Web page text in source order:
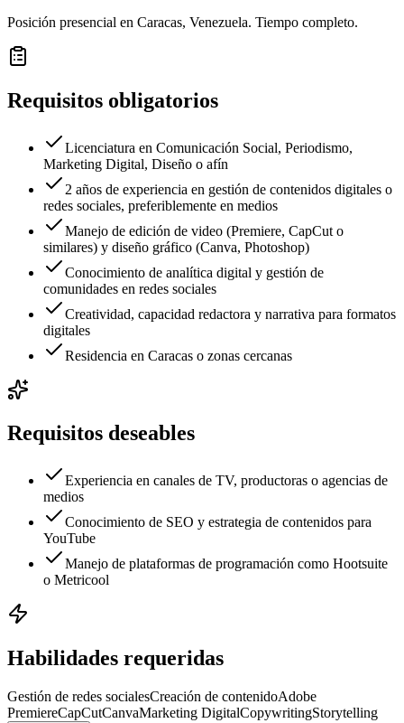
Posición presencial en Caracas, Venezuela. Tiempo completo.
Requisitos obligatorios
Licenciatura en Comunicación Social, Periodismo,
Marketing Digital, Diseño o afín
2 años de experiencia en gestión de contenidos digitales o
redes sociales, preferiblemente en medios
Manejo de edición de video (Premiere, CapCut o
similares) y diseño gráfico (Canva, Photoshop)
Conocimiento de analítica digital y gestión de
comunidades en redes sociales
Creatividad, capacidad redactora y narrativa para formatos
digitales
Residencia en Caracas o zonas cercanas
Requisitos deseables
Experiencia en canales de TV, productoras o agencias de
medios
Conocimiento de SEO y estrategia de contenidos para
YouTube
Manejo de plataformas de programación como Hootsuite
o Metricool
Habilidades requeridas
Gestión de redes socialesCreación de contenidoAdobe
PremiereCapCutCanvaMarketing DigitalCopywritingStorytelling